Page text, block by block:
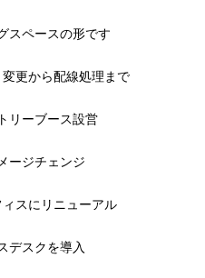
スペースの形です
更から配線処理まで
リーブース設営
ージチェンジ
スにリニューアル
デスクを導入